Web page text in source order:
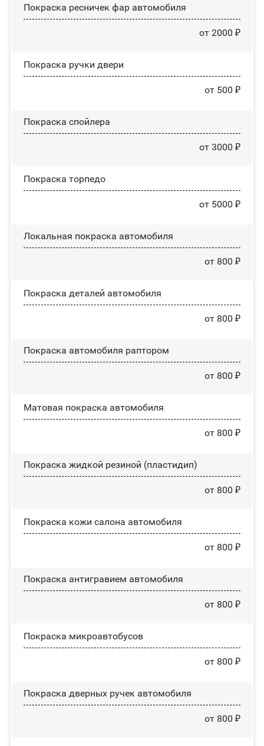
Покраска ресничек фар автомобиля
от 2000 ₽
Покраска ручки двери
от 500 ₽
Покраска спойлера
от 3000 ₽
Покраска торпедо
от 5000 ₽
Локальная покраска автомобиля
от 800 ₽
Покраска деталей автомобиля
от 800 ₽
Покраска автомобиля раптором
от 800 ₽
Матовая покраска автомобиля
от 800 ₽
Покраска жидкой резиной (пластидип)
от 800 ₽
Покраска кожи салона автомобиля
от 800 ₽
Покраска антигравием автомобиля
от 800 ₽
Покраска микроавтобусов
от 800 ₽
Покраска дверных ручек автомобиля
от 800 ₽